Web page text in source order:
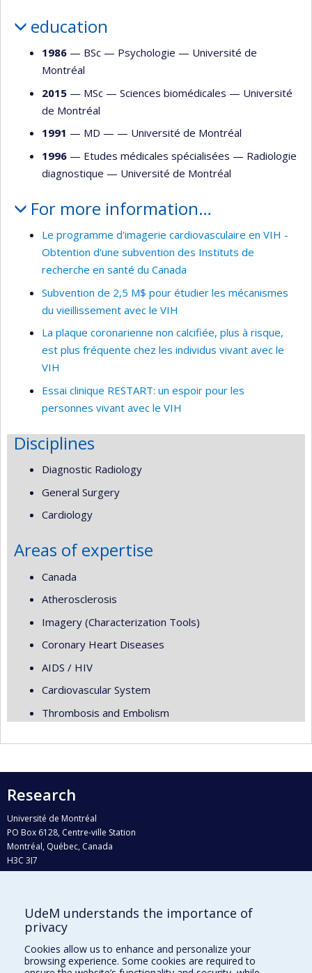
education
1986 — BSc — Psychologie — Université de
Montréal
2015 — MSc — Sciences biomédicales — Université
de Montréal
1991 — MD — — Université de Montréal
1996 — Etudes médicales spécialisées — Radiologie
diagnostique — Université de Montréal
For more information…
Le programme d'imagerie cardiovasculaire en VIH -
Obtention d'une subvention des Instituts de
recherche en santé du Canada
Subvention de 2,5 M$ pour étudier les mécanismes
du vieillissement avec le VIH
La plaque coronarienne non calcifiée, plus à risque,
est plus fréquente chez les individus vivant avec le
VIH
Essai clinique RESTART: un espoir pour les
personnes vivant avec le VIH
Disciplines
Diagnostic Radiology
General Surgery
Cardiology
Areas of expertise
Canada
Atherosclerosis
Imagery (Characterization Tools)
Coronary Heart Diseases
AIDS / HIV
Cardiovascular System
Thrombosis and Embolism
Research
Université de Montréal
PO Box 6128, Centre-ville Station
Montréal, Québec, Canada
H3C 3J7
Who does what?
Find us
Site map
UdeM understands the importance of
privacy
Cookies allow us to enhance and personalize your
browsing experience. Some cookies are required to